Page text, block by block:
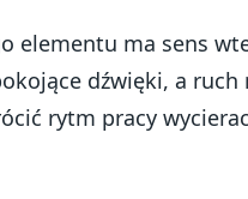
elementu ma sens
dźwięki, a
rytm pracy